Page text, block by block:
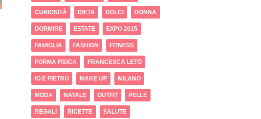
CURIOSITÀ DIETA DOLCI DONNA
DORMIRE ESTATE EXPO 2015
FAMIGLIA FASHION FITNESS
FORMA FISICA FRANCESCA LETO
IO E PIETRO MAKE UP MILANO
MODA NATALE OUTFIT PELLE
REGALI RICETTE SALUTE